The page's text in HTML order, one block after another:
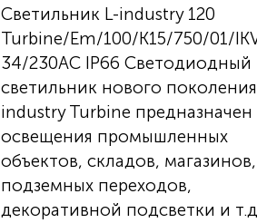
Светильник L-industry 120
Turbine/Em/100/К15/750/01/
34/230AC IP66 Светодиодный
светильник нового
industry Turbine предназначен
освещения промышленных
объектов, складов, магазинов,
подземных переходов,
декоративной подсветки и